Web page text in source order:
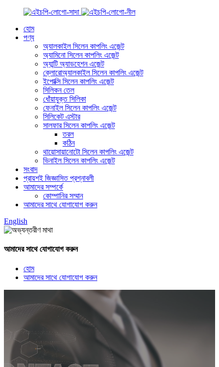
হোম
পণ্য
অ্যালকাইল সিলেন কাপলিং এজেন্ট
অ্যামিনো সিলেন কাপলিং এজেন্ট
অ্যান্টি অ্যাডহেশন এজেন্ট
ক্লোরোঅ্যালকাইল সিলেন কাপলিং এজেন্ট
ইপোক্সি সিলেন কাপলিং এজেন্ট
সিলিকন তেল
ধোঁয়াযুক্ত সিলিকা
ফেনাইল সিলেন কাপলিং এজেন্ট
সিলিকেট এস্টার
সালফার সিলেন কাপলিং এজেন্ট
তরল
কঠিন
থায়োসায়ানোটো সিলেন কাপলিং এজেন্ট
ভিনাইল সিলেন কাপলিং এজেন্ট
সংবাদ
প্রায়শই জিজ্ঞাসিত প্রশ্নাবলী
আমাদের সম্পর্কে
কোম্পানির সম্মান
আমাদের সাথে যোগাযোগ করুন
English
আমাদের সাথে যোগাযোগ করুন
হোম
আমাদের সাথে যোগাযোগ করুন